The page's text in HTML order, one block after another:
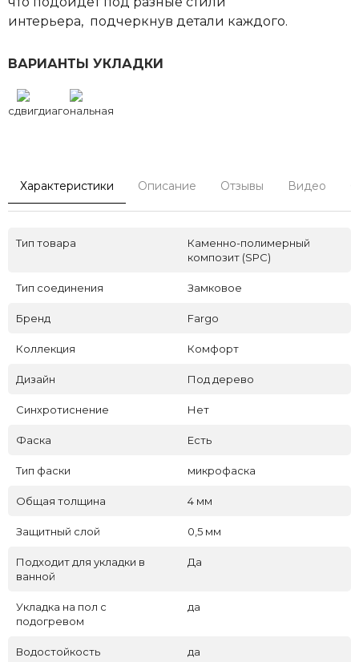
интерьера, подчеркнув детали каждого.
ВАРИАНТЫ УКЛАДКИ
сдвигдиагональная
Характеристики Описание Отзывы Видео
Тип товара
Каменно-полимерный
композит (SPC)
Тип соединения Замковое
Бренд Fargo
Коллекция Комфорт
Дизайн Под дерево
Синхротиснение Нет
Фаска Есть
Тип фаски микрофаска
Общая толщина 4 мм
Защитный слой 0,5 мм
Подходит для укладки в
ванной
Да
Укладка на пол c
подогревом
да
Водостойкость да